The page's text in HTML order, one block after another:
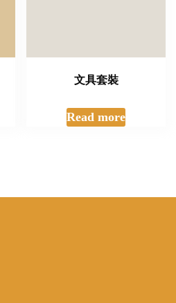
文具套裝
Read more